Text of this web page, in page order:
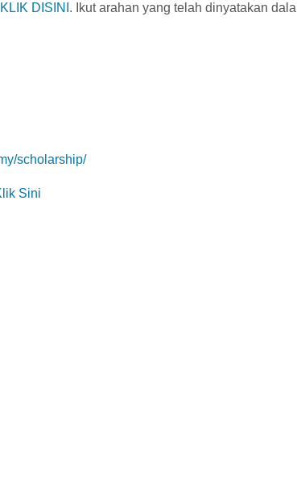
KLIK DISINI. Ikut arahan yang telah dinyatakan
scholarship/
Sini